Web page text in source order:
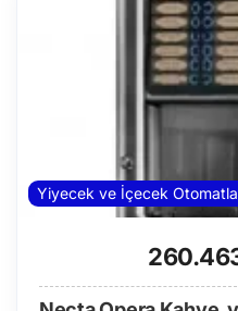
Yiyecek ve İçecek